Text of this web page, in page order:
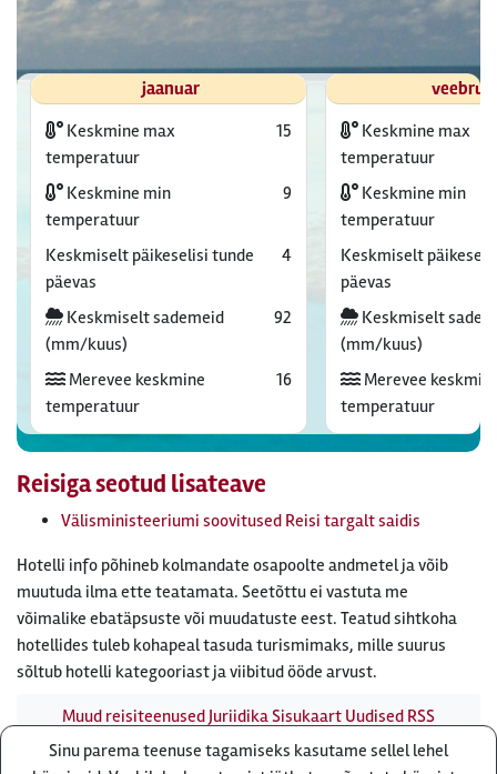
jaanuar
Keskmine max
temperatuur
15
Keskmine min
temperatuur
9
Keskmiselt päikeselisi tunde
päevas
4
Keskmiselt sademeid
(mm/kuus)
92
Merevee keskmine
temperatuur
16
Keskmine max
temperatuur
Keskmine min
temperatuur
Keskmiselt
päevas
Keskmiselt
(mm/kuus)
Merevee
temperatuur
Reisiga seotud lisateave
Välisministeeriumi soovitused Reisi targalt saidis
Hotelli info põhineb kolmandate osapoolte andmetel ja võib
muutuda ilma ette teatamata. Seetõttu ei vastuta me
võimalike ebatäpsuste või muudatuste eest. Teatud sihtkoha
hotellides tuleb kohapeal tasuda turismimaks, mille suurus
sõltub hotelli kategooriast ja viibitud ööde arvust.
Muud reisiteenused JuriidikaSisukaart Uudised RSS
uudisvoogFirmast ÄrikliendileOtsi infot meie saidist
Sinu parema teenuse tagamiseks kasutame sellel lehel